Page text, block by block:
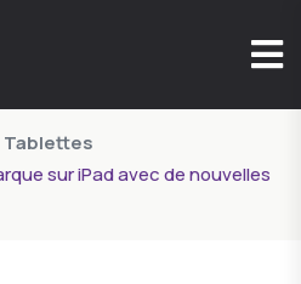
Tablettes
sur iPad avec de nouvelles